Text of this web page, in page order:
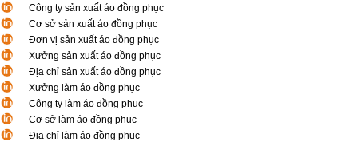
Công ty sản xuất áo đồng phục
Cơ sở sản xuất áo đồng phục
Đơn vị sản xuất áo đồng phục
Xưởng sản xuất áo đồng phục
Địa chỉ sản xuất áo đồng phục
Xưởng làm áo đồng phục
Công ty làm áo đồng phục
Cơ sở làm áo đồng phục
Địa chỉ làm áo đồng phục